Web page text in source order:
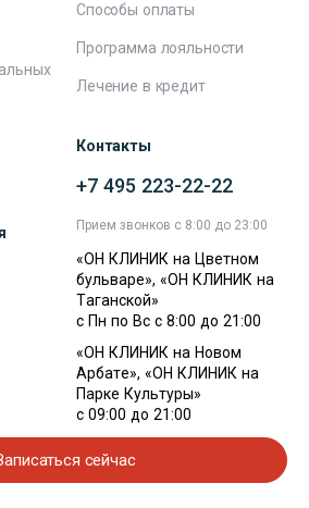
Способы оплаты
Программа лояльности
Лечение в кредит
Контакты
+7 495 223-22-22
Прием звонков с 8:00 до 23:00
«ОН КЛИНИК на Цветном
бульваре», «ОН КЛИНИК на
Таганской»
с Пн по Вс с 8:00 до 21:00
«ОН КЛИНИК на Новом
Арбате», «ОН КЛИНИК на
Парке Культуры»
с 09:00 до 21:00
сейчас